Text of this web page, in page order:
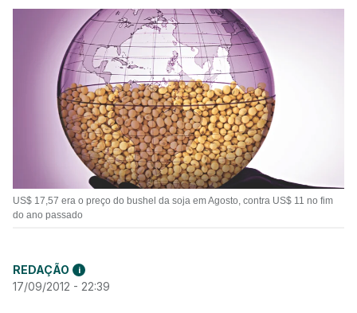
US$ 17,57 era o preço do bushel da soja em Agosto, contra US$ 11 no fim
do ano passado
REDAÇÃO i
17/09/2012 - 22:39